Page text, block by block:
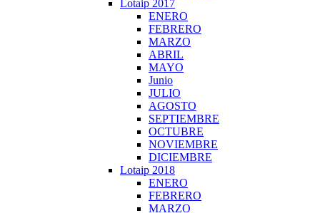
Lotaip 2017
ENERO
FEBRERO
MARZO
ABRIL
MAYO
Junio
JULIO
AGOSTO
SEPTIEMBRE
OCTUBRE
NOVIEMBRE
DICIEMBRE
Lotaip 2018
ENERO
FEBRERO
MARZO